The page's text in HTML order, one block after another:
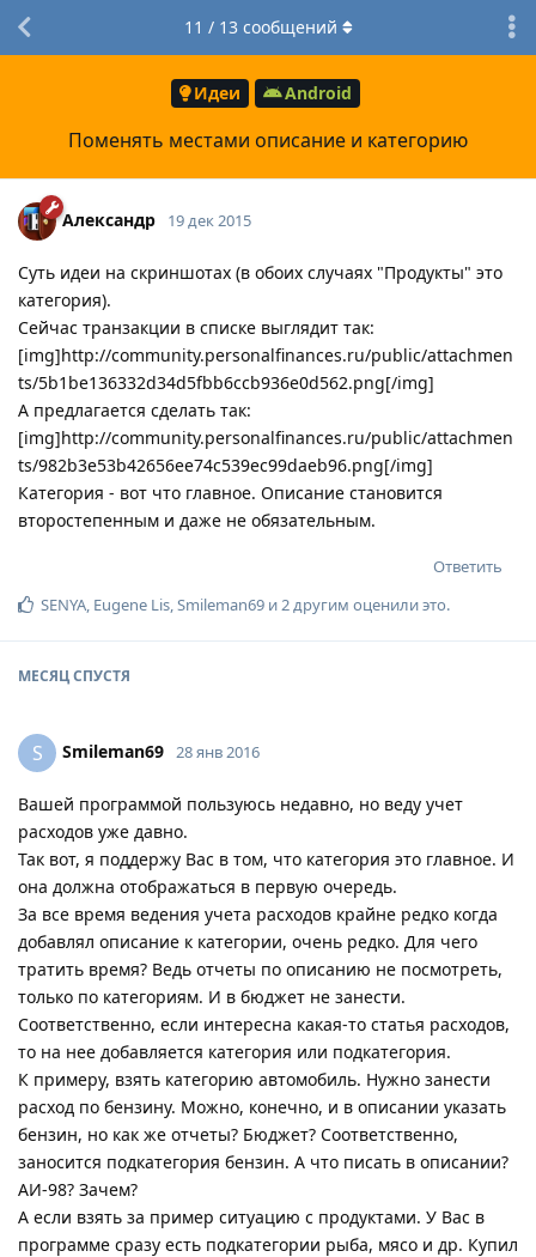
Идеи Android
Поменять местами описание и категорию
11 / 13 сообщений
Александр 19 дек 2015
Суть идеи на скриншотах (в обоих случаях "Продукты" это
категория).
Сейчас транзакции в списке выглядит так:
[img]http://community.personalfinances.ru/public/attachmen
ts/5b1be136332d34d5fbb6ccb936e0d562.png[/img]
А предлагается сделать так:
[img]http://community.personalfinances.ru/public/attachmen
ts/982b3e53b42656ee74c539ec99daeb96.png[/img]
Категория - вот что главное. Описание становится
второстепенным и даже не обязательным.
Ответить
SENYA, Eugene Lis,Smileman69 и2другим оценили это.
МЕСЯЦСПУСТЯ
S Smileman69 28 янв 2016
Вашей программой пользуюсь недавно, но веду учет
расходов уже давно.
Так вот, я поддержу Вас в том, что категория это главное. И
она должна отображаться в первую очередь.
За все время ведения учета расходов крайне редко когда
добавлял описание к категории, очень редко. Для чего
тратить время? Ведь отчеты по описанию не посмотреть,
только по категориям. И в бюджет не занести.
Соответственно, если интересна какая-то статья расходов,
то на нее добавляется категория или подкатегория.
К примеру, взять категорию автомобиль. Нужно занести
расход по бензину. Можно, конечно, и в описании указать
бензин, но как же отчеты? Бюджет? Соответственно,
заносится подкатегория бензин. А что писать в описании?
АИ-98? Зачем?
А если взять за пример ситуацию с продуктами. У Вас в
программе сразу есть подкатегории рыба, мясо и др. Купил